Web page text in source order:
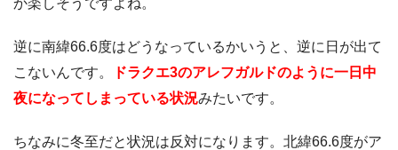
逆に南緯66.6度はどうなっているかいうと、逆に日が出て
こないんです。
ドラクエ3のアレフガルドのように一日中
夜になってしまっている状況みたいです。
ちなみに冬至だと状況は反対になります。北緯66.6度がア